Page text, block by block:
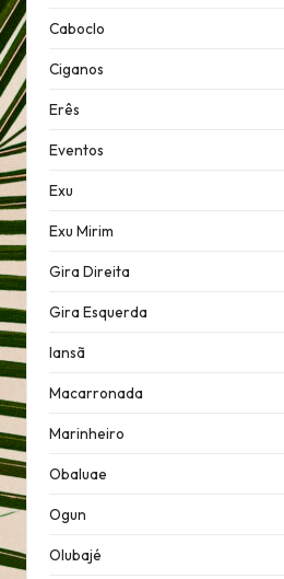
Caboclo
Ciganos
Erês
Eventos
Exu
Exu Mirim
Gira Direita
Gira Esquerda
Iansã
Macarronada
Marinheiro
Obaluae
Ogun
Olubajé